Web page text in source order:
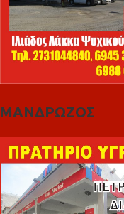
ΜΑΝΔΡΩΖΟΣ